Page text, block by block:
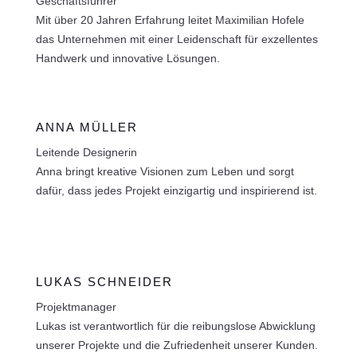
Mit über 20 Jahren Erfahrung leitet Maximilian Hofele
das Unternehmen mit einer Leidenschaft für exzellentes
Handwerk und innovative Lösungen.
ANNA MÜLLER
Leitende Designerin
Anna bringt kreative Visionen zum Leben und sorgt
dafür, dass jedes Projekt einzigartig und inspirierend ist.
LUKAS SCHNEIDER
Projektmanager
Lukas ist verantwortlich für die reibungslose Abwicklung
unserer Projekte und die Zufriedenheit unserer Kunden.